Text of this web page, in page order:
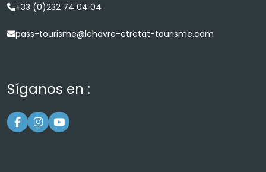
+33 (0)232 74 04 04
pass-tourisme@lehavre-etretat-tourisme.com
Síganos en :